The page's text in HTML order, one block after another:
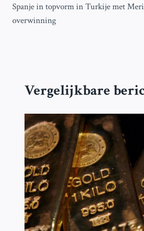
navigatie
Spanje in topvorm in Turkije met
overwinning
Vergelijkbare